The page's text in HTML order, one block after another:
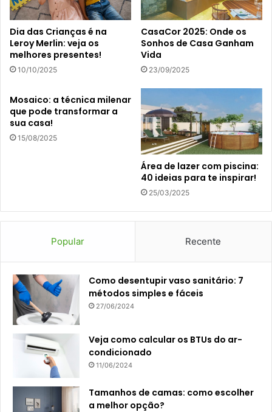
Dia das Crianças é na
Leroy Merlin: veja os
melhores presentes!
10/10/2025
CasaCor 2025: Onde os
Sonhos de Casa Ganham
Vida
23/09/2025
Mosaico: a técnica milenar
que pode transformar a
sua casa!
15/08/2025
Área de lazer com piscina:
40 ideias para te inspirar!
25/03/2025
Popular Recente
Como desentupir vaso sanitário: 7
métodos simples e fáceis
27/06/2024
Veja como calcular os BTUs do ar-
condicionado
11/06/2024
Tamanhos de camas: como escolher
a melhor opção?